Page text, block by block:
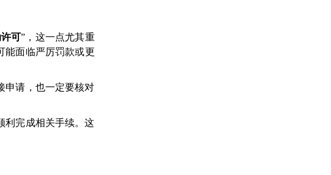
可”，这一点尤其重
能面临严厉罚款或更
申请，也一定要核对
利完成相关手续。这